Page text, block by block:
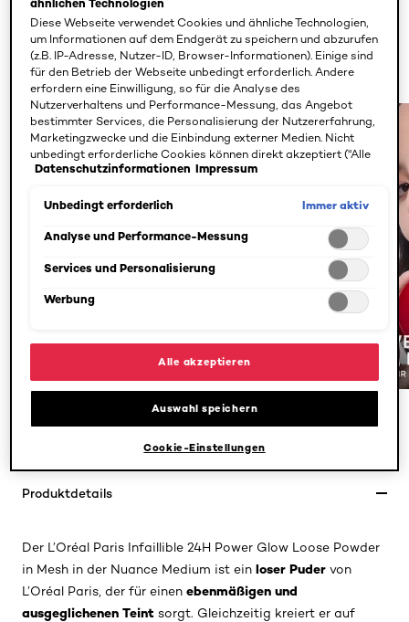
Produktdetails
Der L’Oréal Paris Infaillible 24H Power Glow Loose Powder
in Mesh in der Nuance Medium ist ein loser Puder von
L’Oréal Paris, der für einen ebenmäßigen und
ausgeglichenen Teint sorgt. Gleichzeitig kreiert er auf
ähnlichen Technologien
Diese Webseite verwendet Cookies und ähnliche Technologien,
um Informationen auf dem Endgerät zu speichern und abzurufen
(z.B. IP-Adresse, Nutzer-ID, Browser-Informationen). Einige sind
für den Betrieb der Webseite unbedingt erforderlich. Andere
erfordern eine Einwilligung, so für die Analyse des
Nutzerverhaltens und Performance-Messung, das Angebot
bestimmter Services, die Personalisierung der Nutzererfahrung,
Marketingzwecke und die Einbindung externer Medien. Nicht
unbedingt erforderliche Cookies können direkt akzeptiert ("Alle
akzeptieren") oder abgelehnt ("Ohne Einwilligung fortfahren")
ebenfalls möglich und speicherbar ("Auswahl speichern"). Die
angepasst werden. Für weitere Informationen s. unsere
Datenschutzinformationen Impressum
Unbedingt erforderlich Immer aktiv
Analyse und Performance-Messung
Services und Personalisierung
Werbung
Alle akzeptieren
Auswahl speichern
Cookie-Einstellungen